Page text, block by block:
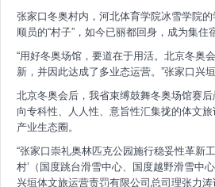
张家口冬奥村内，河北体育学院冰雪学院
顺员的“村子”，如今已丽都回身，成为集
“用好冬奥场馆，要道在于用活。北京冬奥
新，并因此达成了多业态运营。”张家口兴
北京冬奥会后，我省束缚鼓舞冬奥场馆赛
向专科性、人人性、意旨性汇集拢的体文
产业生态圈。
“张家口崇礼奥林匹克公园施行稳妥性革新
村’（国度跳台滑雪中心、国度越野滑雪中
兴垣体文旅运营责罚有限公司总司理张力涛